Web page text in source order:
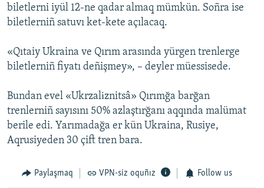
biletlerni iyül 12-ne qadar almaq mümkün. Soñra ise
biletlerniñ satuvı ket-kete açılacaq.
«Qıtaiy Ukraina ve Qırım arasında yürgen trenlerge
biletlerniñ fiyatı deñişmey», – deyler müessisede.
Bundan evel «Ukrzalіznitsâ» Qırımğa barğan
trenlerniñ sayısını 50% azlaştırğanı aqqında malümat
berile edi. Yarımadağa er kün Ukraina, Rusiye,
Aqrusiyeden 30 çift tren bara.
Paylaşmaq VPN-siz oquñız Follow us